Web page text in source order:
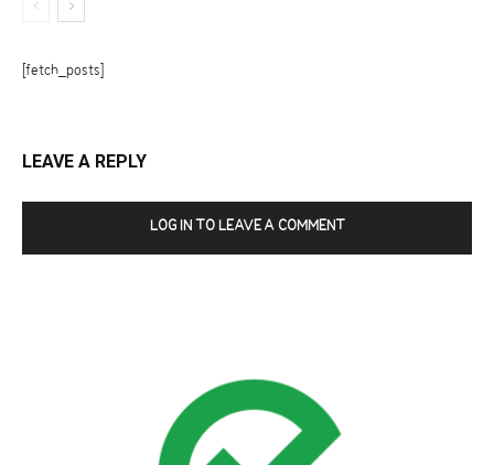
[fetch_posts]
LEAVE A REPLY
LOG IN TO LEAVE A COMMENT